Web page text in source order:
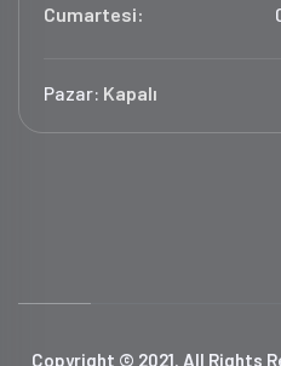
Cumartesi:
Pazar: Kapalı
Copyright © 2021. All Rights